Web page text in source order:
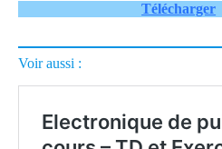
Télécharger
Voir aussi :